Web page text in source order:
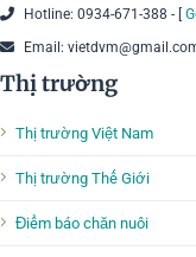
Hotline: 0934-671-388 - [
Email:
Thị trường
Thị trường Việt Nam
Thị trường Thế Giới
Điểm báo chăn nuôi